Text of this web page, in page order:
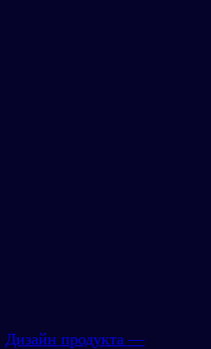
Дизайн продукта —